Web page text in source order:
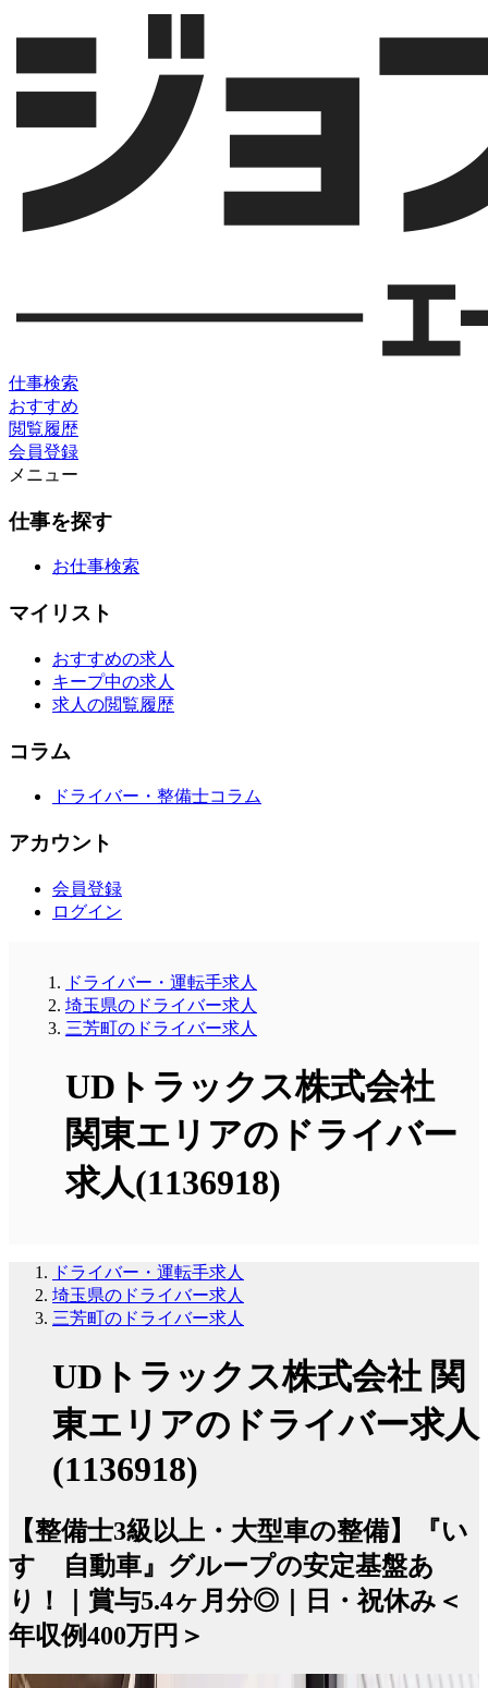
仕事検索
おすすめ
閲覧履歴
会員登録
メニュー
仕事を探す
お仕事検索
マイリスト
おすすめの求人
キープ中の求人
求人の閲覧履歴
コラム
ドライバー・整備士コラム
アカウント
会員登録
ログイン
ドライバー・運転手求人
埼玉県のドライバー求人
三芳町のドライバー求人
UDトラックス株式会社
関東エリアのドライバー
求人(1136918)
ドライバー・運転手求人
埼玉県のドライバー求人
三芳町のドライバー求人
UDトラックス株式会社 関
東エリアのドライバー求人
(1136918)
【整備士3級以上・大型車の整備】『い
すゞ自動車』グループの安定基盤あ
り！｜賞与5.4ヶ月分◎｜日・祝休み＜
年収例400万円＞